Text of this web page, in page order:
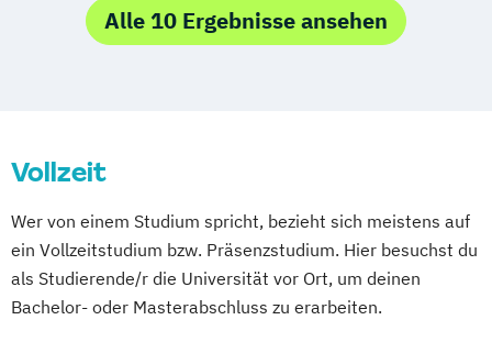
Game Development and Research
Handlungsorientierte Medienpädagogik -
Konservierung und Restaurierung von
Markt- und Medienforschung
Medieninformatik
Medienrecht und Medienwirtschaft
Alle 10 Ergebnisse ansehen
Vollzeit
Wer von einem Studium spricht, bezieht sich meistens auf
ein Vollzeitstudium bzw. Präsenzstudium. Hier besuchst du
als Studierende/r die Universität vor Ort, um deinen
Bachelor- oder Masterabschluss zu erarbeiten.